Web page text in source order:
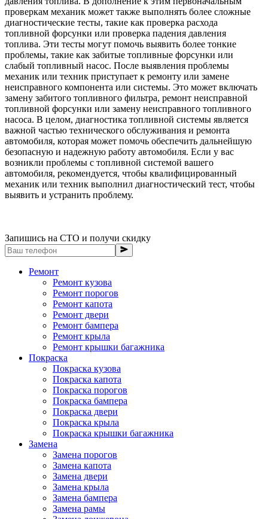
проверкам механик может также выполнять более сложные
диагностические тесты, такие как проверка расхода
топливной форсунки или проверка падения давления
топлива. Эти тесты могут помочь выявить более тонкие
проблемы, такие как забитые топливные форсунки или
слабый топливный насос. После выявления проблемы
механик или техник приступает к ремонту или замене
неисправного компонента или системы. Это может включать
замену забитого топливного фильтра, ремонт неисправной
топливной форсунки или замену неисправного топливного
насоса. В целом, диагностика топливной системы является
важной частью технического обслуживания и ремонта
автомобиля, которая может помочь обеспечить дальнейшую
безопасную и надежную работу автомобиля. Если у вас
возникли проблемы с топливной системой вашего
автомобиля, рекомендуется, чтобы квалифицированный
механик или техник выполнил диагностический тест, чтобы
выявить и устранить проблему.
Запишись на СТО и получи скидку
Ремонт
Ремонт кузова
Ремонт порогов
Ремонт капота
Ремонт двери
Ремонт бампера
Ремонт крыла
Ремонт крышки багажника
Покраска
Покраска кузова
Покраска капота
Покраска порогов
Покраска бампера
Покраска двери
Покраска крыла
Покраска крышки багажника
Замена
Замена порогов
Замена капота
Замена двери
Замена крыла
Замена бампера
Замена рамы